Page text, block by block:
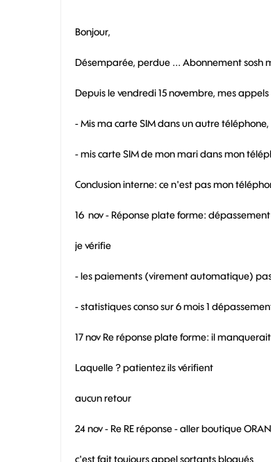
Bonjour,
Désemparée, perdue ... Abonnement sosh
Depuis le vendredi 15 novembre, mes
- Mis ma carte SIM dans un autre
- mis carte SIM de mon mari dans mon
Conclusion interne: ce n'est pas mon
16 nov - Réponse plate forme:
je vérifie
- les paiements (virement automatique)
- statistiques conso sur 6 mois 1
17 nov Re réponse plate forme: il
Laquelle ? patientez ils vérifient
aucun retour
24 nov - Re RE réponse - aller boutique
c'est fait toujours appel sortants bloqués